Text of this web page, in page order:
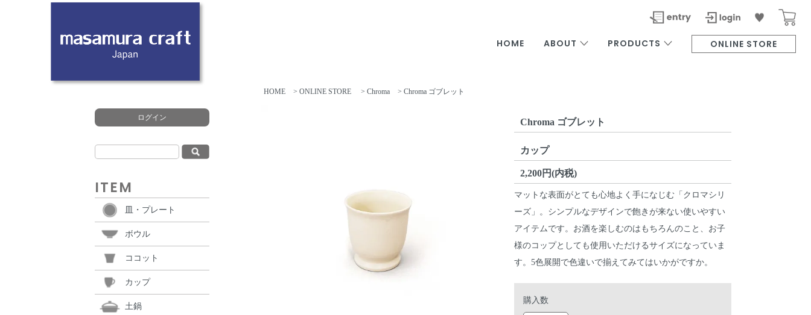
HOME ABOUT PRODUCTS ONLINE STORE
ログイン
ITEM
皿・プレート
ボウル
ココット
カップ
土鍋
HOME > ONLINE STORE > Chroma > Chroma ゴブレット
Chroma ゴブレット
カップ
2,200円(内税)
マットな表面がとても心地よく手になじむ「クロマシリ
ーズ」。シンプルなデザインで飽きが来ない使いやすい
アイテムです。お酒を楽しむのはもちろんのこと、お子
様のコップとしても使用いただけるサイズになっていま
す。5色展開で色違いで揃えてみてはいかがですか。
購入数